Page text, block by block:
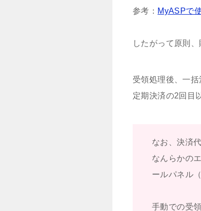
参考： MyASPで
したがって原則
受領処理後、一
定期決済の2回目
なお、決済
なんらかの
ールパネル
手動での受